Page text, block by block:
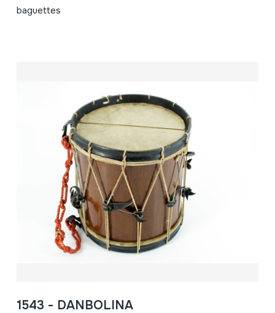
baguettes
1543 - DANBOLINA